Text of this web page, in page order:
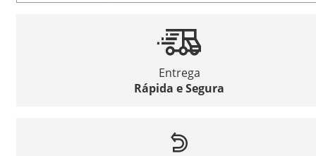
Entrega
Rápida e Segura